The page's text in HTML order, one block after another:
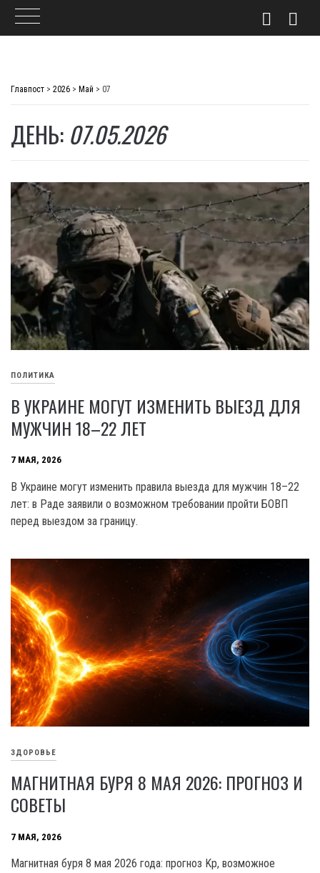
Главпост > 2026 > Май > 07
ДЕНЬ: 07.05.2026
ПОЛИТИКА
В УКРАИНЕ МОГУТ ИЗМЕНИТЬ ВЫЕЗД ДЛЯ
МУЖЧИН 18–22 ЛЕТ
7 МАЯ, 2026
В Украине могут изменить правила выезда для мужчин 18–22
лет: в Раде заявили о возможном требовании пройти БОВП
перед выездом за границу.
ЗДОРОВЬЕ
МАГНИТНАЯ БУРЯ 8 МАЯ 2026: ПРОГНОЗ И
СОВЕТЫ
7 МАЯ, 2026
Магнитная буря 8 мая 2026 года: прогноз Kp, возможное